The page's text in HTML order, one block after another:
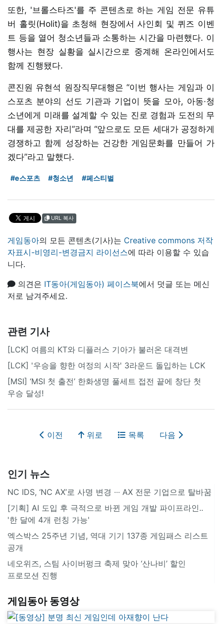
또한, '브롤스타즈'를 주 콘텐츠로 하는 게임 전문 유튜
버 홀릿(Holit)을 초청해 현장에서 사인회 및 퀴즈 이벤
트 등을 열어 청소년들과 소통하는 시간을 마련했다. 이
행사는 현장 실황을 실시간으로 중계해 온라인에서도
함께 진행됐다.
콘진원 유현석 원장직무대행은 “이번 행사는 게임과 이
스포츠 분야의 선도 기관과 기업이 뜻을 모아, 아동·청
소년에게 미래를 설계할 수 있는 진로 경험과 도전의 무
대를 제공한 자리”라며 “앞으로도 모든 세대가 공정하게
경쟁하고 함께 성장하는 건강한 게임문화를 만들어 가
겠다”라고 말했다.
#e스포츠 #청소년 #페스티벌
URL 복사
게임동아의 모든 콘텐츠(기사)는 Creative commons 저작
자표시-비영리-변경금지 라이선스에 따라 이용할 수 있습
니다.
의견은 IT동아(게임동아) 페이스북에서 덧글 또는 메신
저로 남겨주세요.
관련 기사
[LCK] 여름의 KT와 디플러스 기아가 불러온 대격변
[LCK] '우승을 향한 여정의 시작' 3라운드 돌입하는 LCK
[MSI] ‘MSI 첫 출전’ 한화생명 풀세트 접전 끝에 창단 첫
우승 달성!
이전 위로 목록 다음
인기 뉴스
NC IDS, ‘NC AX’로 사명 변경 ∙∙∙ AX 전문 기업으로 탈바꿈
[기획] AI 도입 후 극적으로 바뀐 게임 개발 파이프라인..
'한 달에 4개 런칭 가능'
엑스박스 25주년 기념, 역대 기기 137종 게임패스 리스트
공개
네오위즈, 스팀 사이버펑크 축제 맞아 ‘산나비’ 할인
프로모션 진행
게임동아 동영상